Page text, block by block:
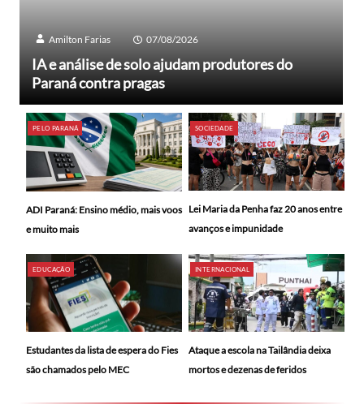
Amilton Farias 07/08/2026
IA e análise de solo ajudam produtores do
Paraná contra pragas
PELO PARANÁ
ADI Paraná: Ensino médio, mais voos
e muito mais
SOCIEDADE
Lei Maria da Penha faz 20 anos entre
avanços e impunidade
EDUCAÇÃO
Estudantes da lista de espera do Fies
são chamados pelo MEC
INTERNACIONAL
Ataque a escola na Tailândia deixa
mortos e dezenas de feridos